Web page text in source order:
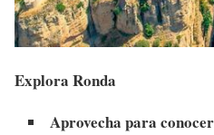
Explora Ronda
Aprovecha para